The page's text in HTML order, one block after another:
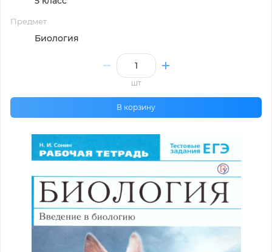
Предмет
Биология
шт
В корзину